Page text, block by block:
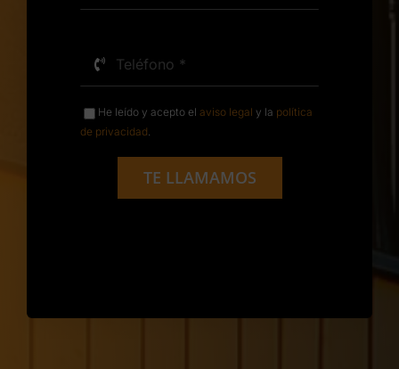
He leído y acepto el aviso legal y la política
de privacidad
TE LLAMAMOS